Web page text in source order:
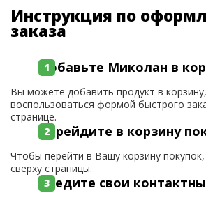
Инструкция по
заказа
Добавьте Миколан в
Вы можете добавить продукт в
воспользоваться формой быстрого
странице.
Перейдите в корзину
Чтобы перейти в Вашу корзину
сверху страницы.
Введите свои